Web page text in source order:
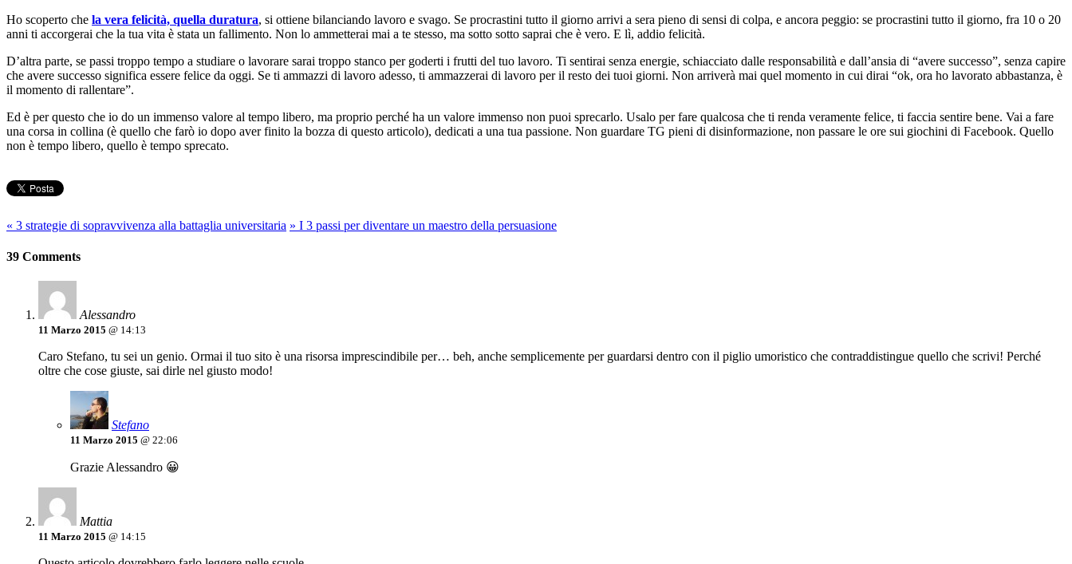
Ho scoperto che la vera felicità, quella duratura, si ottiene bilanciando lavoro e svago. Se procrastini tutto il giorno arrivi a sera pieno di sensi di colpa, e ancora peggio: se procrastini tutto il giorno, fra 10 o 20
anni ti accorgerai che la tua vita è stata un fallimento. Non lo ammetterai mai a te stesso, ma sotto sotto saprai che è vero. E lì, addio felicità.
D’altra parte, se passi troppo tempo a studiare o lavorare sarai troppo stanco per goderti i frutti del tuo lavoro. Ti sentirai senza energie, schiacciato dalle responsabilità e dall’ansia di “avere successo”, senza capire
che avere successo significa essere felice da oggi. Se ti ammazzi di lavoro adesso, ti ammazzerai di lavoro per il resto dei tuoi giorni. Non arriverà mai quel momento in cui dirai “ok, ora ho lavorato abbastanza, è
il momento di rallentare”.
Ed è per questo che io do un immenso valore al tempo libero, ma proprio perché ha un valore immenso non puoi sprecarlo. Usalo per fare qualcosa che ti renda veramente felice, ti faccia sentire bene. Vai a fare
una corsa in collina (è quello che farò io dopo aver finito la bozza di questo articolo), dedicati a una tua passione. Non guardare TG pieni di disinformazione, non passare le ore sui giochini di Facebook. Quello
non è tempo libero, quello è tempo sprecato.
« 3 strategie di sopravvivenza alla battaglia universitaria » I 3 passi per diventare un maestro della persuasione
39 Comments
Alessandro
11 Marzo 2015 @ 14:13
Caro Stefano, tu sei un genio. Ormai il tuo sito è una risorsa imprescindibile per… beh, anche semplicemente per guardarsi dentro con il piglio umoristico che contraddistingue quello che scrivi! Perché
oltre che cose giuste, sai dirle nel giusto modo!
Stefano
11 Marzo 2015 @ 22:06
Grazie Alessandro 😀
Mattia
11 Marzo 2015 @ 14:15